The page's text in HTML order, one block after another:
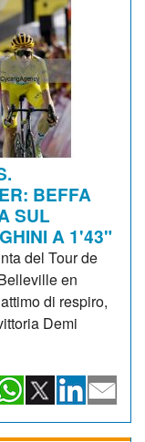
BEFFA
SUL
A 1'43"
del Tour de
en
di respiro,
Demi